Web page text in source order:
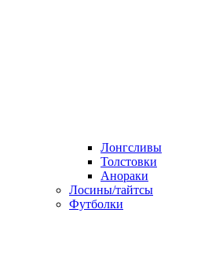
Лонгсливы
Толстовки
Анораки
Лосины/тайтсы
Футболки